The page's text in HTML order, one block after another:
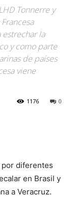
Tonnerre y
la
y como parte
de países
viene
0
1176
por diferentes
en Brasil y
a Veracruz.